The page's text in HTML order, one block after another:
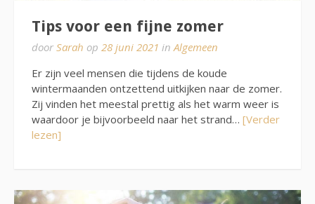
Tips voor een fijne zomer
door Sarah op 28 juni 2021 inAlgemeen
Er zijn veel mensen die tijdens de koude
wintermaanden ontzettend uitkijken naar de zomer.
Zij vinden het meestal prettig als het warm weer is
waardoor je bijvoorbeeld naar het strand… [Verder
lezen]